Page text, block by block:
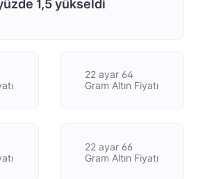
1,5 yükseldi
22 ayar 64
Gram Altın Fiyatı
22 ayar 66
Gram Altın Fiyatı